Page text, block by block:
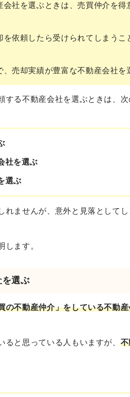
社を選ぶときは、売買仲介を得
依頼したら受けられてしまうこ
売却実績が豊富な不動産会社を
る不動産会社を選ぶときは、次
社を選ぶ
選ぶ
れませんが、意外と見落として
します。
選ぶ
の不動産仲介」をしている不動
と思っている人もいますが、